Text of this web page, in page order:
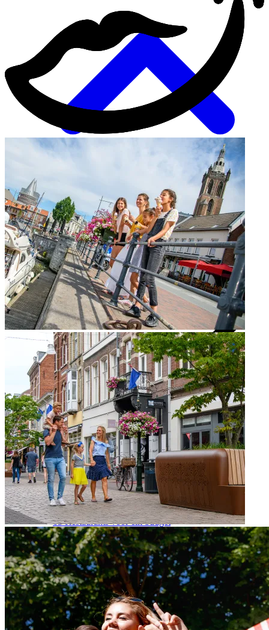
Alle eten & drinken tips
Gezellige terrasjes
Beachclubs
IJssalons
Toprestaurants
8x Lekkere lunchrooms
10x Favoriete restaurants
15 Restaurants voor elk budget
Alle cafes & restaurants
Vegan & vega
Doen